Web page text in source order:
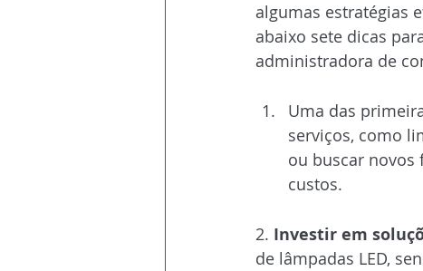
algumas estratégias
abaixo sete dicas
administradora de
Uma das
serviços, como
ou buscar novos
custos.
2. Investir em
de lâmpadas LED,